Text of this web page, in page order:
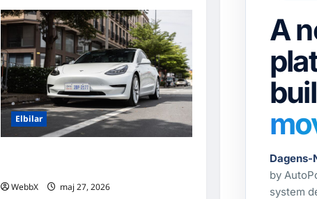
Månadens
bäst
säljande
elbilar
i
Sverige
–
topp
3
jämförda
Elbilar
WebbX
maj 27, 2026
A
Dagens-
by
system